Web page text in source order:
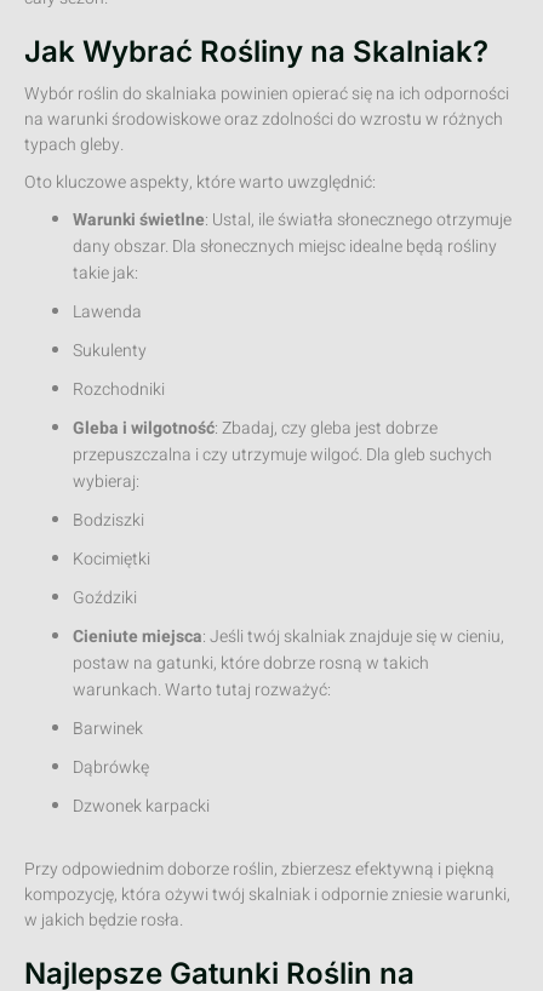
Jak Wybrać Rośliny na Skalniak?
Wybór roślin do skalniaka powinien opierać się na ich odporności
na warunki środowiskowe oraz zdolności do wzrostu w różnych
typach gleby.
Oto kluczowe aspekty, które warto uwzględnić:
Warunki świetlne: Ustal, ile światła słonecznego otrzymuje
dany obszar. Dla słonecznych miejsc idealne będą rośliny
takie jak:
Lawenda
Sukulenty
Rozchodniki
Gleba i wilgotność: Zbadaj, czy gleba jest dobrze
przepuszczalna i czy utrzymuje wilgoć. Dla gleb suchych
wybieraj:
Bodziszki
Kocimiętki
Goździki
Cieniute miejsca: Jeśli twój skalniak znajduje się w cieniu,
postaw na gatunki, które dobrze rosną w takich
warunkach. Warto tutaj rozważyć:
Barwinek
Dąbrówkę
Dzwonek karpacki
Przy odpowiednim doborze roślin, zbierzesz efektywną i piękną
kompozycję, która ożywi twój skalniak i odpornie zniesie warunki,
w jakich będzie rosła.
Najlepsze Gatunki Roślin na